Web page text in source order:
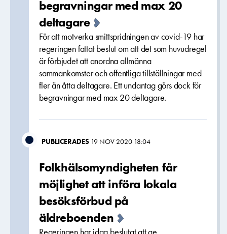
begravningar med max 20
deltagare
För att motverka smittspridningen av covid-19 har
regeringen fattat beslut om att det som huvudregel
är förbjudet att anordna allmänna
sammankomster och offentliga tillställningar med
fler än åtta deltagare. Ett undantag görs dock för
begravningar med max 20 deltagare.
PUBLICERADES 19 NOV 2020 18:04
Folkhälsomyndigheten får
möjlighet att införa lokala
besöksförbud på
äldreboenden